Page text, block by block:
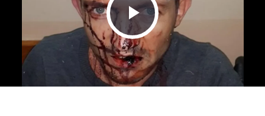
Play Video